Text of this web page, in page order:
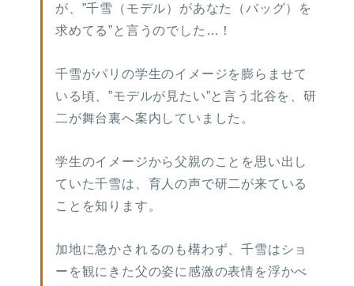
が、”千雪（モデル）があなた（バッグ）を
求めてる”と言うのでした…！
千雪がパリの学生のイメージを膨らませて
いる頃、”モデルが見たい”と言う北谷を、研
二が舞台裏へ案内していました。
学生のイメージから父親のことを思い出し
ていた千雪は、育人の声で研二が来ている
ことを知ります。
加地に急かされるのも構わず、千雪はショ
ーを観にきた父の姿に感激の表情を浮かべ